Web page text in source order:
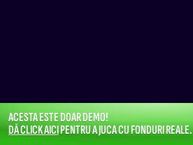
ACESTA ESTE DOAR DEMO!
DĂ CLICK AICIPENTRU A JUCA CU FONDURI REALE.